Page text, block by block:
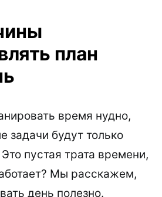
план
время нудно,
задачи будут только
пустая трата времени,
Мы расскажем,
день полезно.